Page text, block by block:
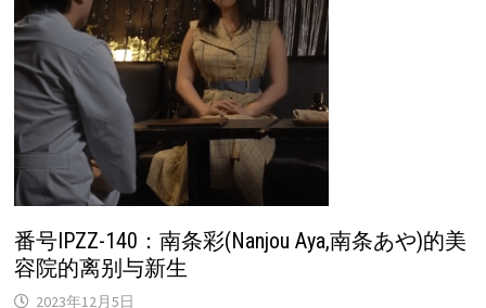
番号IPZZ-140：南条彩(Nanjou Aya,南条あや)的美
容院的离别与新生
2023年12月5日